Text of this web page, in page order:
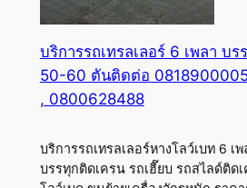
บริการรถเทรลเลอร์ 6 เพลา บ
50-60 ตันติดต่อ
, 0800628488
บริการรถเทรลเลอร์หางโลว์เบท 6 เ
บรรทุกติดเครน รถเฮี๊ยบ รถสไลด์ติด